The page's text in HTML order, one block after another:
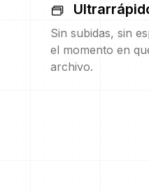
Sin subidas, sin
el momento en
archivo.